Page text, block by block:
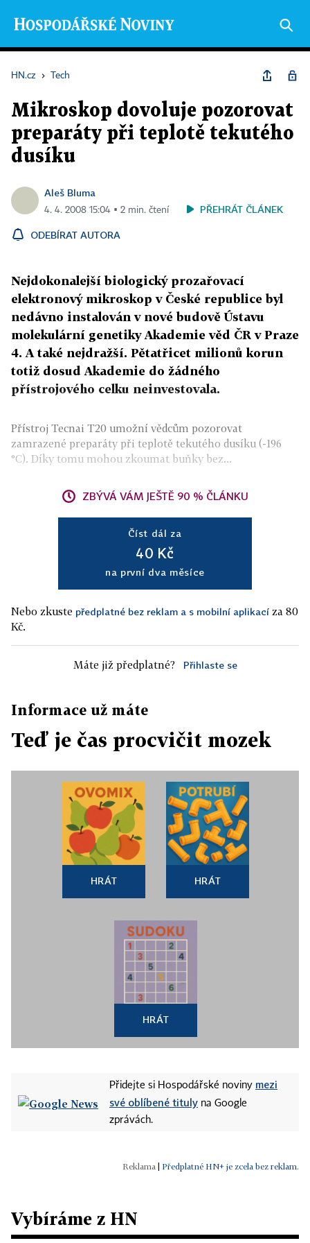
HN.cz › Tech
Mikroskop dovoluje pozorovat
preparáty při teplotě tekutého
dusíku
Aleš Bluma
4. 4. 2008 15:04 ▪ 2 min. čtení PŘEHRÁT ČLÁNEK
ODEBÍRAT AUTORA
Nejdokonalejší biologický prozařovací
elektronový mikroskop v České republice byl
nedávno instalován v nové budově Ústavu
molekulární genetiky Akademie věd ČR v Praze
4. A také nejdražší. Pětatřicet milionů korun
totiž dosud Akademie do žádného
přístrojového celku neinvestovala.
Přístroj Tecnai T20 umožní vědcům pozorovat
zamrazené preparáty při teplotě tekutého dusíku (-196
°C). Díky tomu mohou zkoumat buňky bez...
ZBÝVÁ VÁM JEŠTĚ 90 % ČLÁNKU
Číst dál za
40 Kč
na první dva měsíce
Nebo zkuste předplatné bez reklam a s mobilní aplikací za 80
Kč.
Máte již předplatné? Přihlaste se
Informace už máte
Teď je čas procvičit mozek
HRÁT HRÁT
HRÁT
Přidejte si Hospodářské noviny mezi
své oblíbené tituly na Google
zprávách.
Předplatné HN+ je zcela bez reklam.
Vybíráme z HN